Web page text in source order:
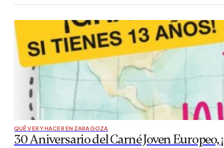
QUÉ VER Y HACER EN ZARAGOZA
30 Aniversario del Carné Joven Europeo,